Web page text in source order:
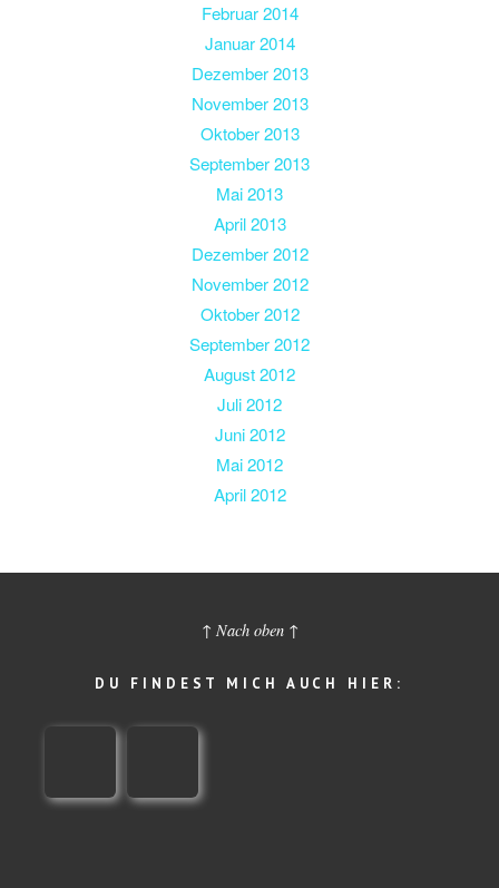
Februar 2014
Januar 2014
Dezember 2013
November 2013
Oktober 2013
September 2013
Mai 2013
April 2013
Dezember 2012
November 2012
Oktober 2012
September 2012
August 2012
Juli 2012
Juni 2012
Mai 2012
April 2012
↑ Nach oben ↑
DU FINDEST MICH AUCH HIER: